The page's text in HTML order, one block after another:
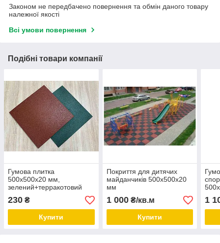
Законом не передбачено повернення та обмін даного товару
належної якості
Всі умови повернення
Подібні товари компанії
Гумова плитка
500х500х20 мм,
зелений+терракотовий
230 ₴
Купити
Покриття для дитячих
майданчиків 500х500х20
мм
1 000₴/кв.м
Купити
1